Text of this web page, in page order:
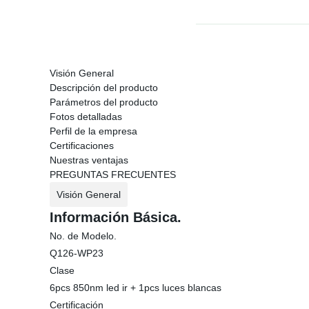
Visión General
Descripción del producto
Parámetros del producto
Fotos detalladas
Perfil de la empresa
Certificaciones
Nuestras ventajas
PREGUNTAS FRECUENTES
Visión General
Información Básica.
No. de Modelo.
Q126-WP23
Clase
6pcs 850nm led ir + 1pcs luces blancas
Certificación